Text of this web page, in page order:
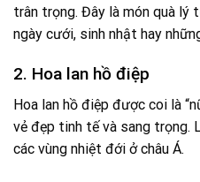
trân trọng. Đây là món quà lý
ngày cưới, sinh nhật hay
2. Hoa lan hồ điệp
Hoa lan hồ điệp được coi là
vẻ đẹp tinh tế và sang trọng.
các vùng nhiệt đới ở châu Á.